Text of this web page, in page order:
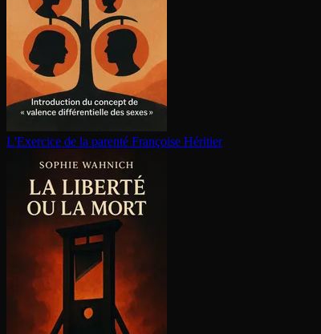
L'Exercice de la parenté Françoise Héritier